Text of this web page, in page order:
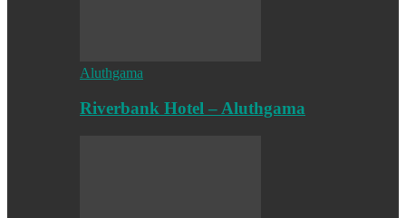
Aluthgama
Riverbank Hotel – Aluthgama